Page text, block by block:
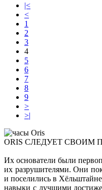
|<
<
1
2
3
4
5
6
7
8
9
>
>|
ORIS СЛЕДУЕТ СВОИМ
Их основатели были
их разрушителями. Они
и поселились в
навыки с лучшими